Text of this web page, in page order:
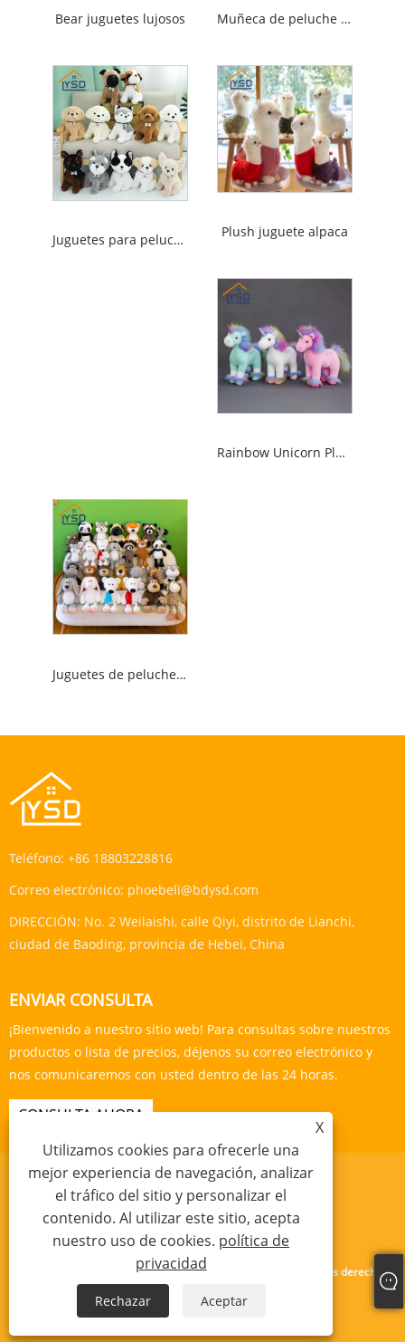
Bear juguetes lujosos Muñeca de peluche de nubes
Juguetes para peluches para perros Plush juguete alpaca
Rainbow Unicorn Plush Toys
Juguetes de peluche de animales de la jungla
Teléfono: +86 18803228816
Correo electrónico: phoebeli@bdysd.com
DIRECCIÓN: No. 2 Weilaishi, calle Qiyi, distrito de Lianchi,
ciudad de Baoding, provincia de Hebei, China
ENVIAR CONSULTA
¡Bienvenido a nuestro sitio web! Para consultas sobre nuestros
productos o lista de precios, déjenos su correo electrónico y
nos comunicaremos con usted dentro de las 24 horas.
CONSULTA AHORA
Sitemap política de privacidad
Copyright © 2024 Baoding Yishengda Trading Co., Ltd. Todos los derechos
reservados.
X
Utilizamos cookies para ofrecerle una
mejor experiencia de navegación, analizar
el tráfico del sitio y personalizar el
contenido. Al utilizar este sitio, acepta
nuestro uso de cookies. política de
privacidad
Rechazar Aceptar